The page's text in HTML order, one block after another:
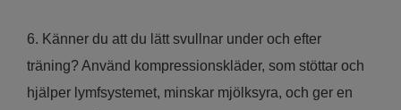
6. Känner du att du lätt svullnar under och efter
träning? Använd kompressionskläder, som stöttar och
hjälper lymfsystemet, minskar mjölksyra, och ger en